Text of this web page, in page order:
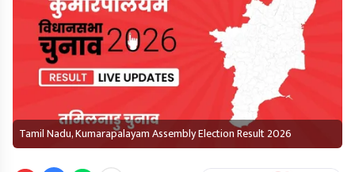
Tamil Nadu, Kumarapalayam Assembly Election Result 2026